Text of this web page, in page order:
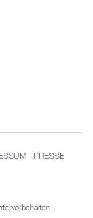
PRESSE
vorbehalten.